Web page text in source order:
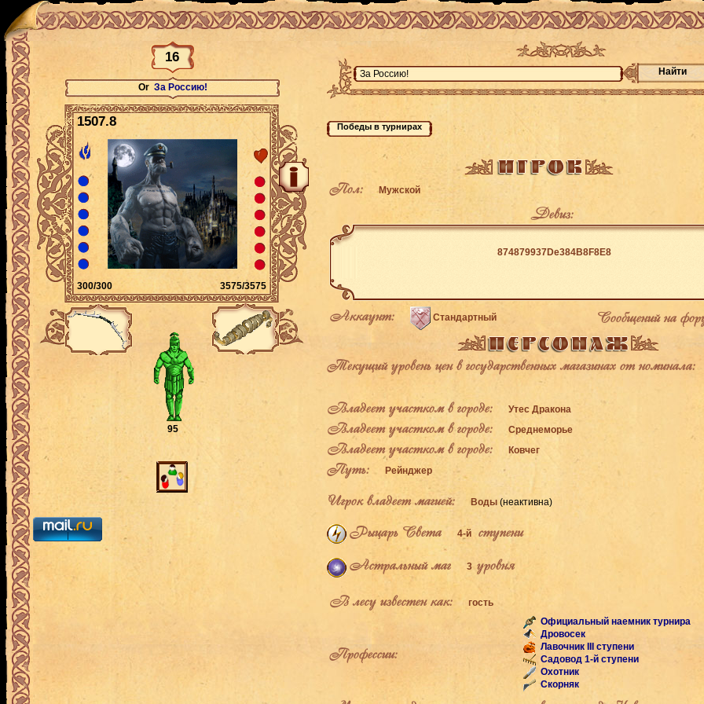
16
Or За Россию!
1507.8
300/300 3575/3575
95
Найти
Пол: Мужской
Девиз:
874879937De384B8F8E8
Аккаунт: Стандартный Сообщений на
Текущий уровень цен в государственных магазинах от номинала:
Владеет участком в городе: Утес Дракона
Владеет участком в городе: Среднеморье
Владеет участком в городе: Ковчег
Путь: Рейнджер
Игрок владеет магией: Воды (неактивна)
Рыцарь Света 4-й
ступени
Астральный маг
3 уровня
В лесу известен как:
гость
Профессии:
Официальный наемник турнира
Дровосек
Лавочник III ступени
Садовод 1-й ступени
Охотник
Скорняк